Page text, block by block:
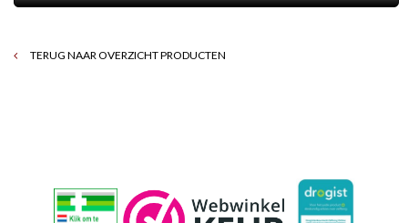
TERUG NAAR OVERZICHT PRODUCTEN